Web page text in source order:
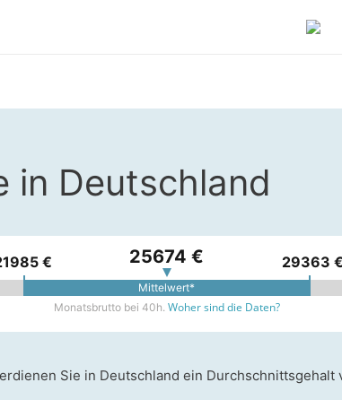
in Deutschland
€ 25674 € 29363 €
Mittelwert*
Monatsbrutto bei 40h. Woher sind die Daten?
Sie in Deutschland ein Durchschnittsgehalt